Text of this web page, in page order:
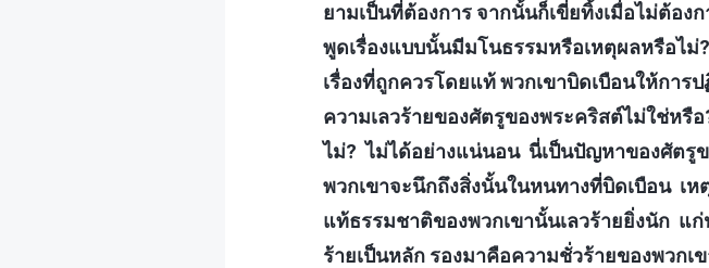
ยามเป็นที่ต้องการ จากนั้นก็เขี่ยทิ้งเมื่อไม่ต้อ
พูดเรื่องแบบนั้นมีมโนธรรมหรือเหตุผลหรือไ
เรื่องที่ถูกควรโดยแท้ พวกเขาบิดเบือนให้กา
ความเลวร้ายของศัตรูของพระคริสต์ไม่ใช่หรื
ไม่? ไม่ได้อย่างแน่นอน นี่เป็นปัญหาของศัตรู
พวกเขาจะนึกถึงสิ่งนั้นในหนทางที่บิดเบือน เ
แท้ธรรมชาติของพวกเขานั้นเลวร้ายยิ่งนัก แ
ร้ายเป็นหลัก รองมาคือความชั่วร้ายของพวก